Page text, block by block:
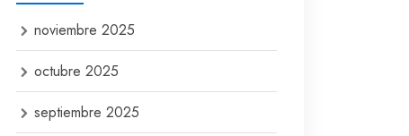
noviembre 2025
octubre 2025
septiembre 2025